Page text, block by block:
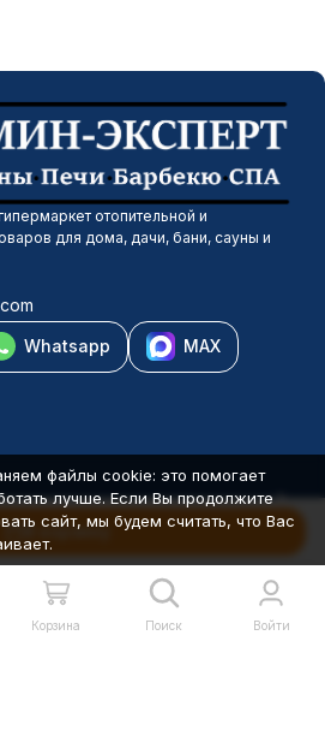
В корзину
Корзина Поиск Войти
отопительной и
для дома, дачи, бани, сауны и
Whatsapp
MAX
ИП Понюхов В. А. ОГРНИП
файлы cookie: это помогает
лучше. Если Вы продолжите
сайт, мы будем считать, что Вас